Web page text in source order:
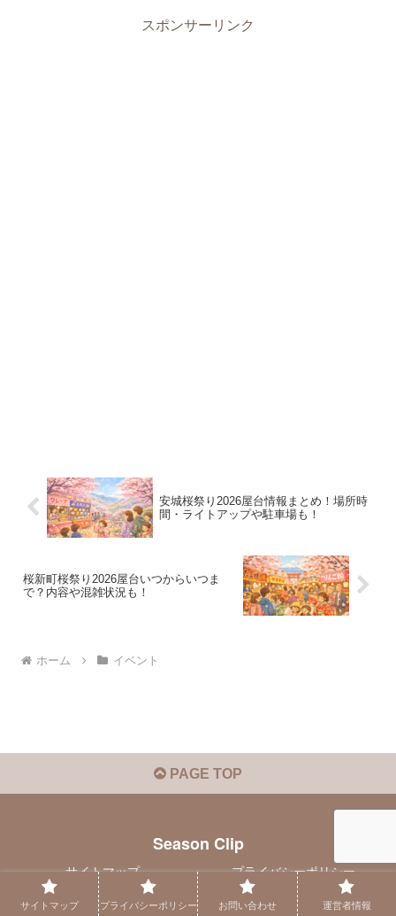
スポンサーリンク
安城桜祭り2026屋台情報まとめ！場所時
間・ライトアップや駐車場も！
桜新町桜祭り2026屋台いつからいつま
で？内容や混雑状況も！
ホーム イベント
PAGE TOP
Season Clip
サイトマップ
プライバシーポリシー
お問い合わせ
運営者情報
サイトマップ プライバシーポリシー お問い合わせ 運営者情報